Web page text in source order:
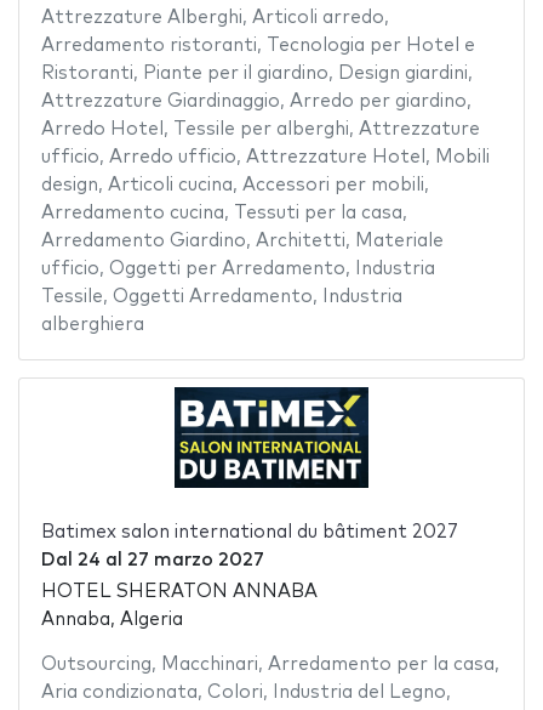
Attrezzature Alberghi, Articoli arredo,
Arredamento ristoranti,
Tecnologia per Hotel e
Ristoranti, Piante per il giardino, Design giardini,
Attrezzature Giardinaggio, Arredo per giardino,
Arredo Hotel , Tessile per alberghi, Attrezzature
ufficio, Arredo ufficio, Attrezzature Hotel , Mobili
design, Articoli cucina, Accessori per mobili,
Arredamento cucina, Tessuti per la casa,
Arredamento Giardino, Architetti, Materiale
ufficio, Oggetti per Arredamento,
Industria
Tessile, Oggetti Arredamento,
Industria
alberghiera
Batimex salon international du bâtiment 2027
Dal 24 al 27 marzo 2027
HOTEL SHERATON ANNABA
Annaba, Algeria
Outsourcing, Macchinari, Arredamento per la casa,
Aria condizionata, Colori, Industria del Legno,